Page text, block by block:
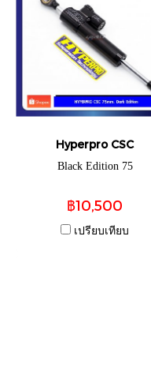
Hyperpro CSC
Black Edition 75
฿10,500
เปรียบเทียบ